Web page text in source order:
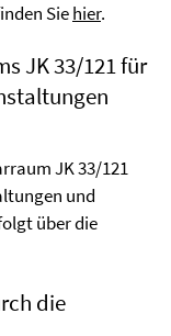
Siehier.
JK 33/121 für
JK 33/121
und
über die
die